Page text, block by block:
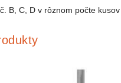
B, C, D v rôznom počte kusov